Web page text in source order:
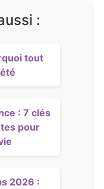
:
tout
: 7 clés
pour
2026 :